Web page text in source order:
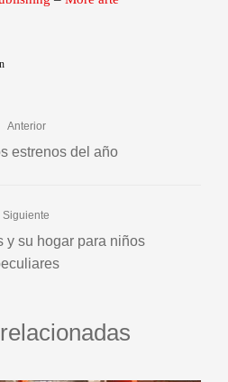
Anterior
estrenos del año
Siguiente
y su hogar para niños